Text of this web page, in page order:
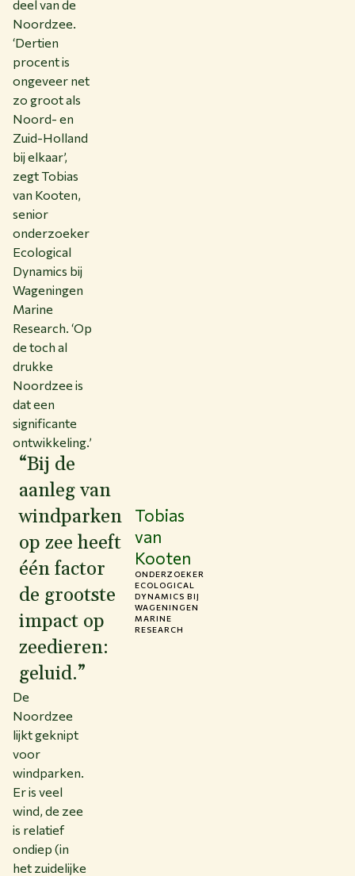
deel van de
Noordzee.
‘Dertien
procent is
ongeveer net
zo groot als
Noord- en
Zuid-Holland
bij elkaar’,
zegt Tobias
van Kooten,
senior
onderzoeker
Ecological
Dynamics bij
Wageningen
Marine
Research. ‘Op
de toch al
drukke
Noordzee is
dat een
significante
ontwikkeling.’
“Bij de
aanleg van
windparken
op zee heeft
één factor
de grootste
impact op
zeedieren:
geluid.”
Tobias
van
Kooten
ONDERZOEKER
ECOLOGICAL
DYNAMICS BIJ
WAGENINGEN
MARINE
RESEARCH
De
Noordzee
lijkt geknipt
voor
windparken.
Er is veel
wind, de zee
is relatief
ondiep (in
het zuidelijke